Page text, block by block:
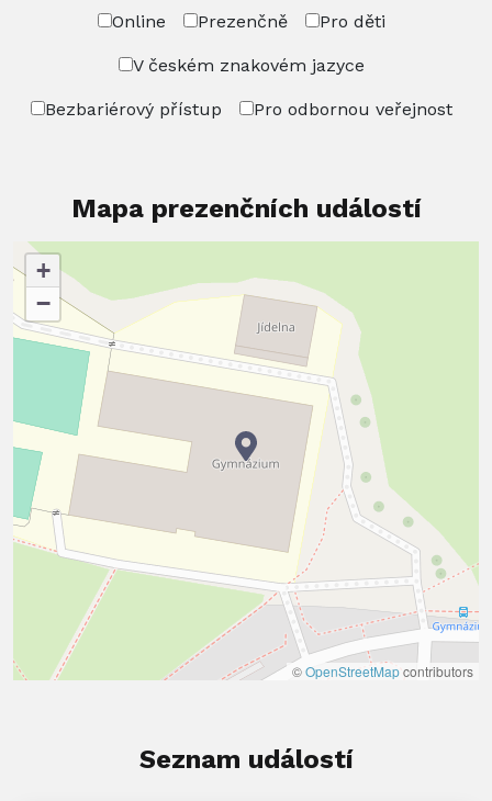
Online Prezenčně Pro děti
V českém znakovém jazyce
Bezbariérový přístup Pro odbornou veřejnost
Mapa prezenčních událostí
+
−
©OpenStreetMapcontributors
Seznam událostí